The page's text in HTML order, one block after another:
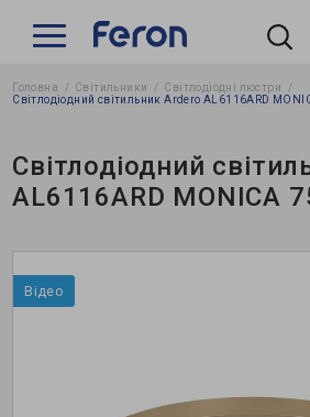
Головна Світильники
Світлодіодні люстри
Світлодіодний світильник Ardero AL6116ARD
Світлодіодний
AL6116ARD MONICA
Відео